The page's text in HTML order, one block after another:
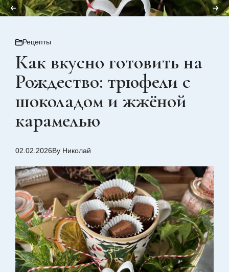
Рецепты
Как вкусно готовить на
Рождество: трюфели с
шоколадом и жжёной
карамелью
02.02.2026By Николай